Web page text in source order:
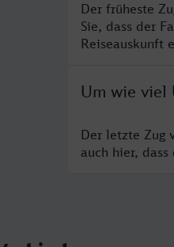
Der früheste
Sie, dass der
Reiseauskunft
Um wie viel
Der letzte Zug
auch hier,